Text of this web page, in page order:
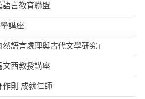
語言教育聯盟
講座
語言處理與古代文學研究」
文西教授講座
作則 成就仁師